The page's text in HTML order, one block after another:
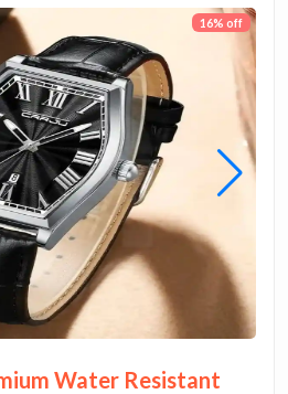
16% off
Water Resistant